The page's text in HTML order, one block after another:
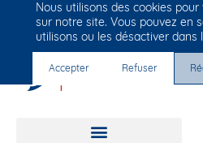
Nous utilisons des cookies
sur notre site. Vous pouvez en
utilisons ou les désactiver dans
Accepter Refuser